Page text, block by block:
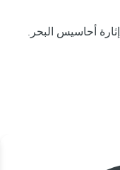
إثارة أحاسيس البحر.